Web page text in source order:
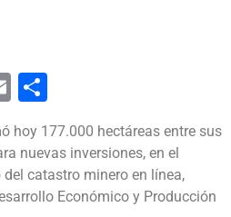
Email
hoy 177.000 hectáreas entre sus
nuevas inversiones, en el
catastro minero en línea,
Económico y Producción